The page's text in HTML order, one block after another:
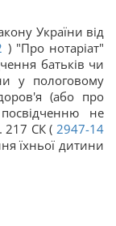
України від
) "Про нотаріат"
батьків чи
у пологовому
(або про
не
217 СК ( 2947-14
їхньої дитини